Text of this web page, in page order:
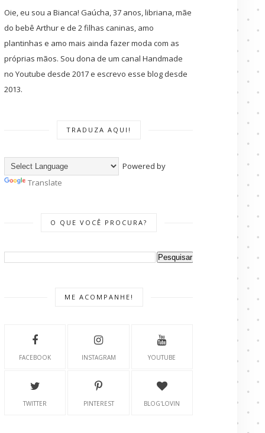
Oie, eu sou a Bianca! Gaúcha, 37 anos, libriana, mãe
do bebê Arthur e de 2 filhas caninas, amo
plantinhas e amo mais ainda fazer moda com as
próprias mãos. Sou dona de um canal Handmade
no Youtube desde 2017 e escrevo esse blog desde
2013.
TRADUZA AQUI!
Powered by
Translate
O QUE VOCÊ PROCURA?
ME ACOMPANHE!
FACEBOOK INSTAGRAM YOUTUBE
TWITTER PINTEREST BLOG'LOVIN